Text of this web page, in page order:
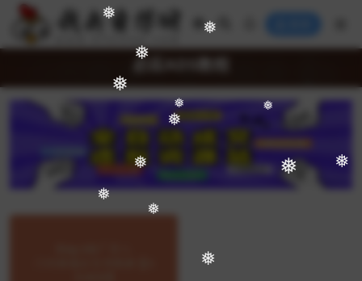
❅ ❅
❅
❅
❅
❅
❅
❅
❅
❅
❅
❅
❅
必应ADS教程